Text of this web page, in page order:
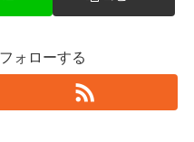
ォローする